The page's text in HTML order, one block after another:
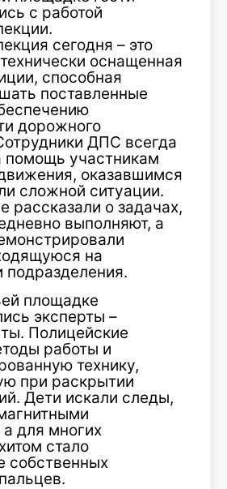
с работой
сегодня – это
оснащенная
способная
поставленные
дорожного
ДПС всегда
помощь участникам
оказавшимся
сложной ситуации.
рассказали о задачах,
выполняют, а
на
площадке
эксперты –
Полицейские
работы и
технику,
при раскрытии
Дети искали следы,
для многих
стало
собственных